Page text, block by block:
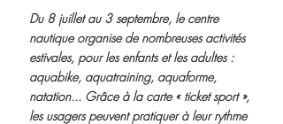
Du 8 juillet au 3 septembre, le centre
nautique organise de nombreuses activités
estivales, pour les enfants et les adultes :
aquabike, aquatraining, aquaforme,
natation... Grâce à la carte « ticket sport »,
les usagers peuvent pratiquer à leur rythme